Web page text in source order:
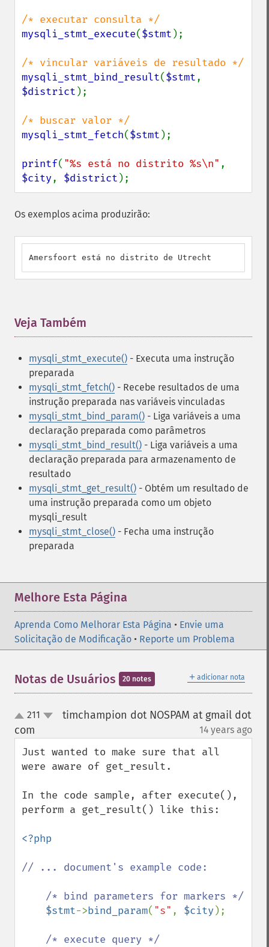
mysqli_stmt_execute($stmt );
mysqli_stmt_bind_result($stmt
$district );
mysqli_stmt_fetch($stmt );
printf( "%s está no distrito %s\n"
$city, $district );
Os exemplos acima produzirão:
Amersfoort está no distrito de Utrecht
Veja Também
mysqli_stmt_execute() - Executa uma instrução
preparada
mysqli_stmt_fetch() - Recebe resultados de uma
instrução preparada nas variáveis vinculadas
mysqli_stmt_bind_param() - Liga variáveis a uma
declaração preparada como parâmetros
mysqli_stmt_bind_result() - Liga variáveis a uma
declaração preparada para armazenamento de
resultado
mysqli_stmt_get_result() - Obtém um resultado de
uma instrução preparada como um objeto
mysqli_result
mysqli_stmt_close() - Fecha uma instrução
preparada
Melhore Esta Página
Aprenda Como Melhorar Esta Página • Envie uma
Solicitação de Modificação • Reporte um Problema
＋ adicionar nota
Notas de Usuários 20 notes
up211
timchampion dot NOSPAM at gmail dot
com
14 years ago
Just wanted to make sure that all
were aware of get_result.
In the code sample, after execute(),
perform a get_result() like this:
<?php
// ... document's example code:
$stmt->bind_param( "s" , $city );
/* execute query */